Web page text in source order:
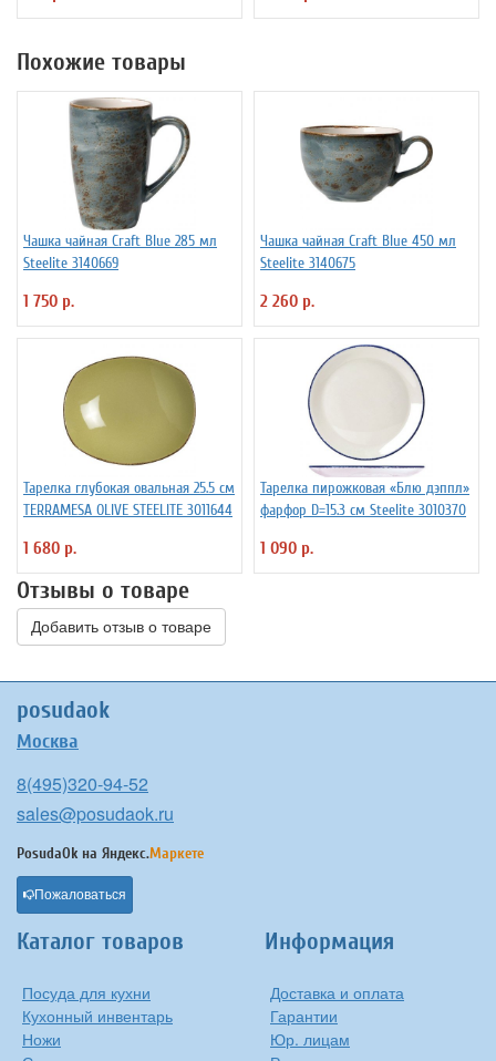
Похожие товары
Чашка чайная Craft Blue 285 мл
Steelite 3140669
1 750 р.
Чашка чайная Craft Blue 450 мл
Steelite 3140675
2 260 р.
Тарелка глубокая овальная 25.5 см
TERRAMESA OLIVE STEELITE 3011644
1 680 р.
Тарелка пирожковая «Блю дэппл»
фарфор D=15.3 см Steelite 3010370
1 090 р.
Отзывы о товаре
Добавить отзыв о товаре
posudaok
Москва
8(495)320-94-52
sales@posudaok.ru
PosudaOk на Яндекс.Маркете
Пожаловаться
Каталог товаров
Посуда для кухни
Кухонный инвентарь
Ножи
Информация
Доставка и оплата
Гарантии
Юр. лицам